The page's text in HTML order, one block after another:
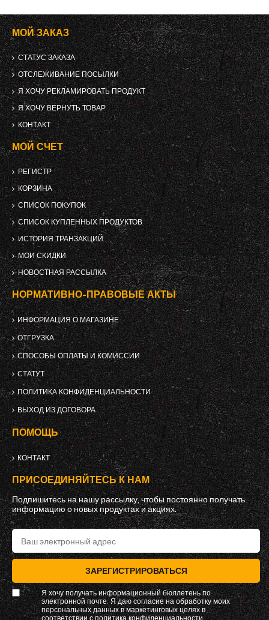
МОЙ ЗАКАЗ
СТАТУС ЗАКАЗА
ОТСЛЕЖИВАНИЕ ПОСЫЛКИ
Я ХОЧУ РЕКЛАМИРОВАТЬ ПРОДУКТ
Я ХОЧУ ВЕРНУТЬ ТОВАР
КОНТАКТ
МОЙ СЧЕТ
РЕГИСТР
КОРЗИНА
СПИСОК ПОКУПОК
СПИСОК КУПЛЕННЫХ ПРОДУКТОВ
ИСТОРИЯ ТРАНЗАКЦИЙ
МОИ СКИДКИ
НОВОСТНАЯ РАССЫЛКА
НОРМАТИВНО-ПРАВОВЫЕ АКТЫ
ИНФОРМАЦИЯ О МАГАЗИНЕ
ОТГРУЗКА
СПОСОБЫ ОПЛАТЫ И КОМИССИИ
СТАТУТ
ПОЛИТИКА КОНФИДЕНЦИАЛЬНОСТИ
ВЫХОД ИЗ ДОГОВОРА
ПОМОЩЬ
КОНТАКТ
ПРИСОЕДИНЯЙТЕСЬ К НАМ
Подпишитесь на нашу рассылку, чтобы постоянно получать
информацию о новых продуктах и ​​акциях.
ЗАРЕГИСТРИРОВАТЬСЯ
Я хочу получать информационный бюллетень по
электронной почте. Я даю согласие на обработку моих
персональных данных в маркетинговых целях в